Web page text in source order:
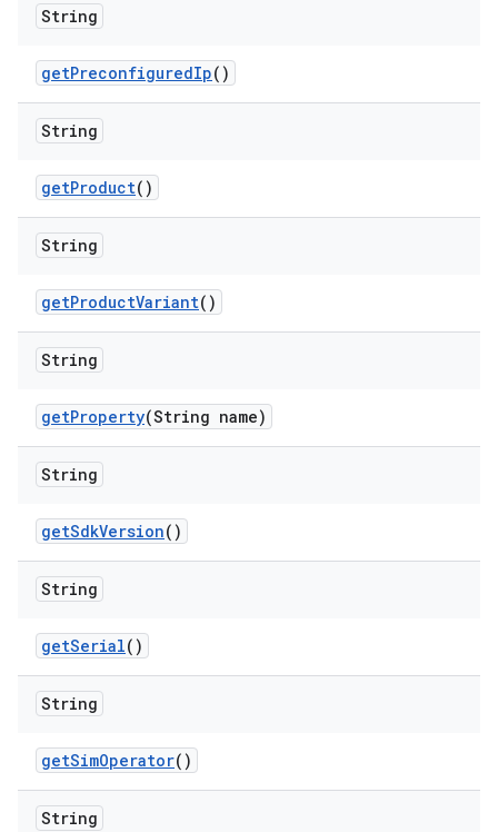
String
getPreconfiguredIp()
String
getProduct()
String
getProductVariant()
String
getProperty(String name)
String
getSdkVersion()
String
getSerial()
String
getSimOperator()
String